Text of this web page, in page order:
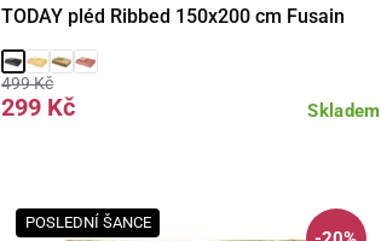
Detail Do košíku
TODAY pléd Ribbed 150x200 cm Fusain
Skladem
499 Kč
299 Kč
POSLEDNÍ ŠANCE